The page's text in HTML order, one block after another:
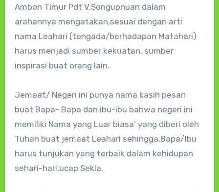
Ambon Timur Pdt V.Songupnuan dalam
arahannya mengatakan,sesuai dengan arti
nama Leahari (tengada/berhadapan Matahari)
harus menjadi sumber kekuatan, sumber
inspirasi buat orang lain.
Jemaat/ Negeri ini punya nama kasih pesan
buat Bapa- Bapa dan ibu-ibu bahwa negeri ini
memiliki Nama yang Luar biasa’ yang diberi oleh
Tuhan buat jemaat Leahari sehingga,Bapa/Ibu
harus tunjukan yang terbaik dalam kehidupan
sehari-hari,ucap Sekla.